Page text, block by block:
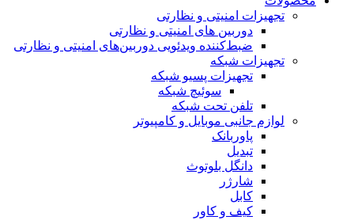
تجهیزات امنیتی و نظارتی
دوربین های امنیتی و نظارتی
ضبط‌کننده ویدئویی دوربین‌های امنیتی و نظارتی
تجهیزات شبکه
تجهیزات پسیو شبکه
سوئیچ‌ شبکه
تلفن تحت شبکه
لوازم جانبی موبایل و کامپیوتر
پاوربانک
تبدیل
دانگل بلوتوث
شارژر
کابل
کیف و کاور